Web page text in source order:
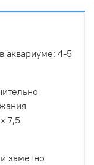
аквариуме: 4-5
7,5
заметно